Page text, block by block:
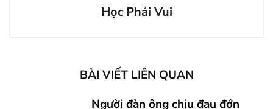
Học Phải Vui
BÀI VIẾT LIÊN QUAN
Người đàn ông chịu đau đớn